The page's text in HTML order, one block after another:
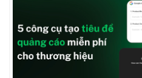
Thế giới
Quan sát
Cuộc sống đó đây